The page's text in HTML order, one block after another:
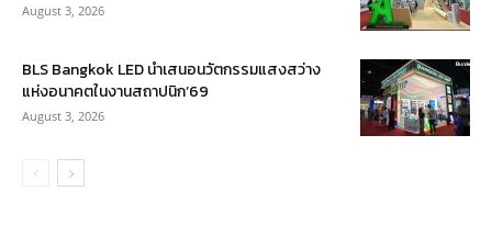
August 3, 2026
BLS Bangkok LED นำเสนอนวัตกรรมแสงสว่าง
แห่งอนาคตในงานสถาปนิก’69
August 3, 2026